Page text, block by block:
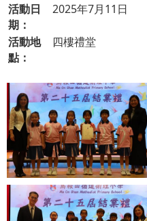
活動日
期：
2025年7月11日
活動地
點：
四樓禮堂